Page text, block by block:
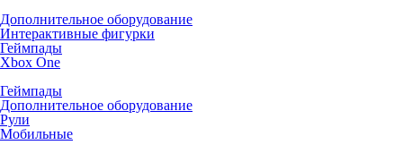
Дополнительное оборудование
Интерактивные фигурки
Геймпады
Xbox One
Геймпады
Дополнительное оборудование
Рули
Мобильные